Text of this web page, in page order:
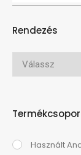
Rendezés
Használt